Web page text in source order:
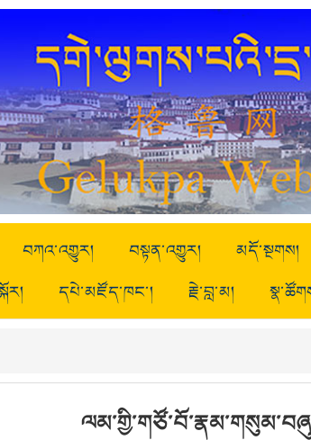
བཀའ་འགྱུར། བསྟན་འགྱུར། མདོ་སྔགས།
དཔེ་མཛོད་ཁང་། རྗེ་བླ་མ།